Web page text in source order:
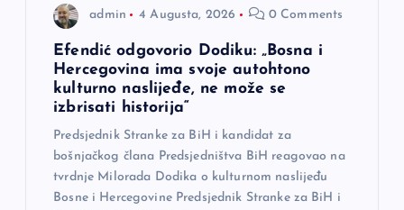
admin 4 Augusta, 2026 0 Comments
Efendić odgovorio Dodiku: „Bosna i
Hercegovina ima svoje autohtono
kulturno naslijeđe, ne može se
izbrisati historija“
Predsjednik Stranke za BiH i kandidat za
bošnjačkog člana Predsjedništva BiH reagovao na
tvrdnje Milorada Dodika o kulturnom naslijeđu
Bosne i Hercegovine Predsjednik Stranke za BiH i